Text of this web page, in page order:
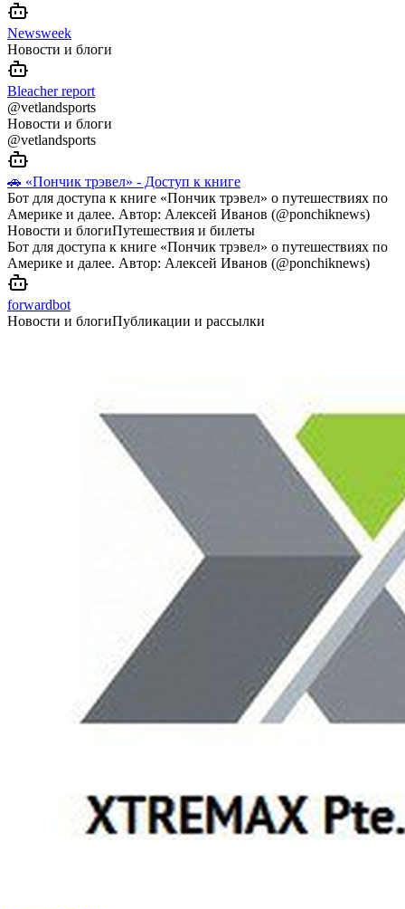
Newsweek
Новости и блоги
Bleacher report
@vetlandsports
Новости и блоги
@vetlandsports
🚗 «Пончик трэвел» - Доступ к книге
Бот для доступа к книге «Пончик трэвел» о путешествиях по
Америке и далее. Автор: Алексей Иванов (@ponchiknews)
Новости и блогиПутешествия и билеты
Бот для доступа к книге «Пончик трэвел» о путешествиях по
Америке и далее. Автор: Алексей Иванов (@ponchiknews)
forwardbot
Новости и блогиПубликации и рассылки